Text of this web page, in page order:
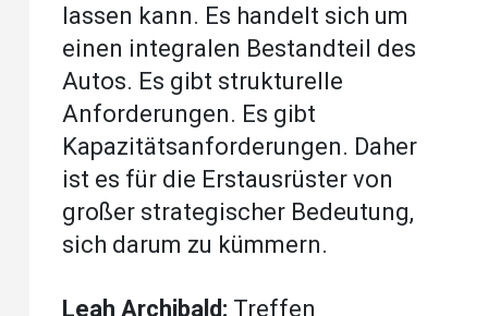
lassen kann. Es handelt sich um
einen integralen Bestandteil des
Autos. Es gibt strukturelle
Anforderungen. Es gibt
Kapazitätsanforderungen. Daher
ist es für die Erstausrüster von
großer strategischer Bedeutung,
sich darum zu kümmern.
Leah Archibald: Treffen